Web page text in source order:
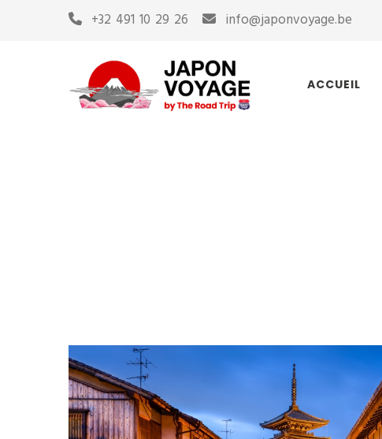
+32 491 10 29 26 info@japonvoyage.be
ACCUEIL